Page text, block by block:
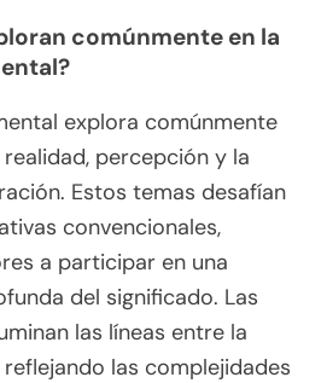
comúnmente en la
explora comúnmente
percepción y la
Estos temas desafían
convencionales,
a participar en una
del significado. Las
las líneas entre la
las complejidades